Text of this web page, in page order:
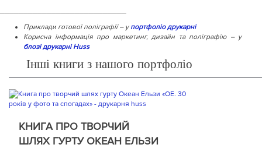
Приклади готової поліграфії – у портфоліо друкарні
Корисна інформація про маркетинг, дизайн та поліграфію – у
блозі друкарні Huss
Інші книги з нашого портфоліо
КНИГА ПРО ТВОРЧИЙ
ШЛЯХ ГУРТУ ОКЕАН ЕЛЬЗИ